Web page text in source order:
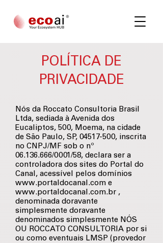
POLÍTICA DE
PRIVACIDADE
Nós da Roccato Consultoria Brasil
Ltda, sediada à Avenida dos
Eucaliptos, 500, Moema, na cidade
de São Paulo, SP, 04517-500, inscrita
no CNPJ/MF sob o nº
06.136.666/0001/58, declara ser a
controladora dos sites do Portal do
Canal, acessível pelos domínios
www.portaldocanal.com e
www.portaldocanal.com.br ,
denominada doravante
simplesmente doravante
denominados simplesmente NÓS
OU ROCCATO CONSULTORIA por si
ou como eventuais LMSP (provedor